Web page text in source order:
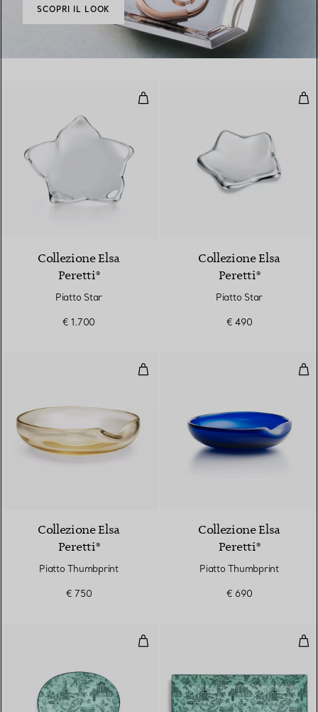
SCOPRI IL LOOK
Piatto Star
Collezione Elsa
Peretti®
Piatto Star
€ 1.700
Collezione Elsa
Peretti®
Piatto Star
€ 490
Piatto Thumbprint
Collezione Elsa
Peretti®
Piatto Thumbprint
€ 750
Collezione Elsa
Peretti®
Piatto Thumbprint
€ 690
Piattino per burro in porcellana